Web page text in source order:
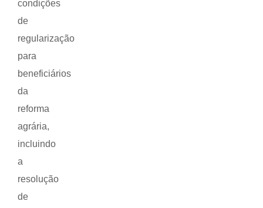
condições
de
regularização
para
beneficiários
da
reforma
agrária,
incluindo
a
resolução
de